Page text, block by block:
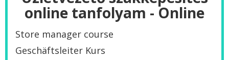
online tanfolyam - Online
Store manager course
Geschäftsleiter Kurs